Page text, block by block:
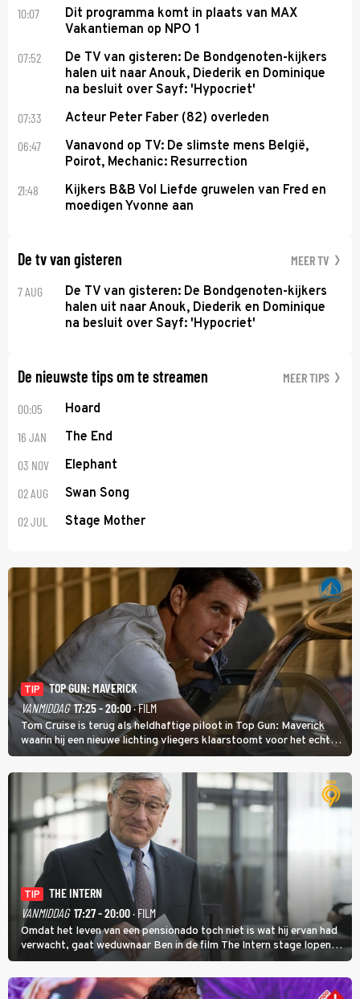
10:07
Dit programma komt in plaats van MAX
Vakantieman op NPO 1
07:52
De TV van gisteren: De Bondgenoten-kijkers
halen uit naar Anouk, Diederik en Dominique
na besluit over Sayf: 'Hypocriet'
07:33 Acteur Peter Faber (82) overleden
06:47
Vanavond op TV: De slimste mens België,
Poirot, Mechanic: Resurrection
21:48
Kijkers B&B Vol Liefde gruwelen van Fred en
moedigen Yvonne aan
De tv van gisteren MEER TV
7 AUG
De TV van gisteren: De Bondgenoten-kijkers
halen uit naar Anouk, Diederik en Dominique
na besluit over Sayf: 'Hypocriet'
De nieuwste tips om te streamen MEER TIPS
00:05 Hoard
16 JAN The End
03 NOV Elephant
02 AUG Swan Song
02 JUL Stage Mother
TIP
TOP GUN: MAVERICK
VANMIDDAG 17:25 - 20:00· FILM
Tom Cruise is terug als heldhaftige piloot in Top Gun: Maverick
waarin hij een nieuwe lichting vliegers klaarstoomt voor het echte
werk.
TIP
THE INTERN
VANMIDDAG 17:27 - 20:00· FILM
Omdat het leven van een pensionado toch niet is wat hij ervan had
verwacht, gaat weduwnaar Ben in de film The Intern stage lopen
bij de hippe webwinkel van Jules, wat een gouden zet blijkt te zijn.